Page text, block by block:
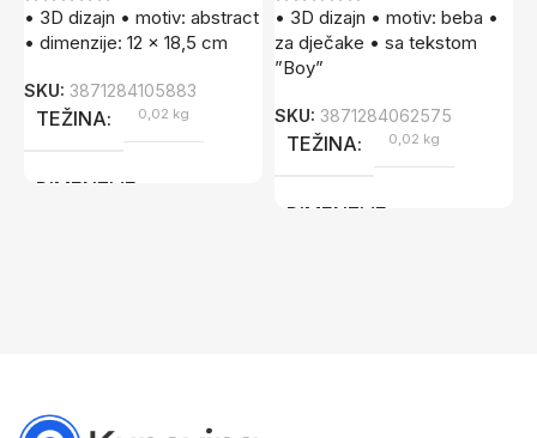
• 3D dizajn • motiv: abstract
• dimenzije: 12 x 18,5 cm
SKU: 3871284105883
TEŽINA 0,02 kg
DIMENZIJE
• 3D dizajn • motiv: beba •
za dječake • sa tekstom
”Boy”
SKU: 3871284062575
TEŽINA 0,02 kg
DIMENZIJE